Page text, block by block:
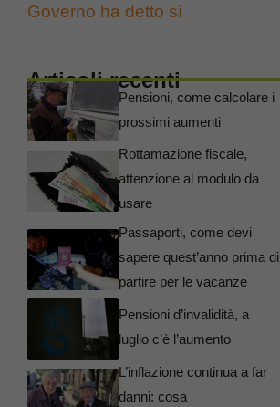
Governo ha detto sì
Articoli recenti
Pensioni, come calcolare i
prossimi aumenti
Rottamazione fiscale,
attenzione al modulo da
usare
Passaporti, come devi
sapere quest’anno prima di
partire per le vacanze
Pensioni d’invalidità, a
luglio c’è l’aumento
L’inflazione continua a far
danni: cosa